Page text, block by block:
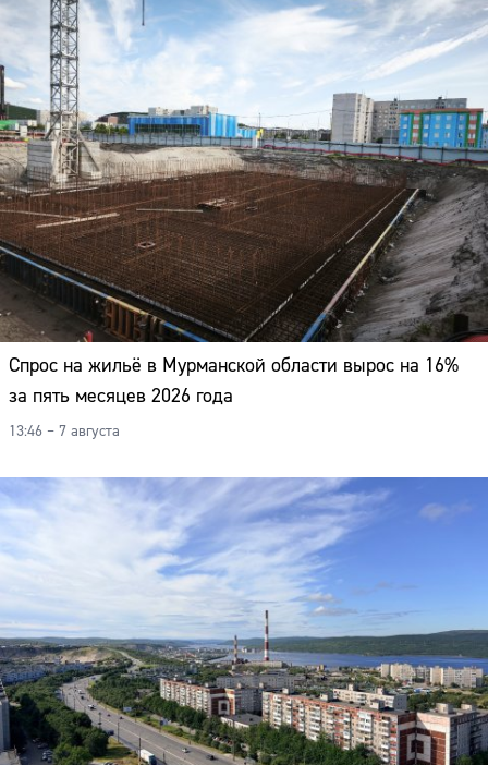
Спрос на жильё в Мурманской области вырос на 16%
за пять месяцев 2026 года
13:46 – 7 августа